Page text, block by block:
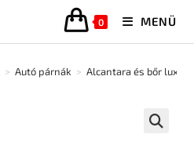
0 MENÜ
> Autó párnák > Alcantara és bőr luxus